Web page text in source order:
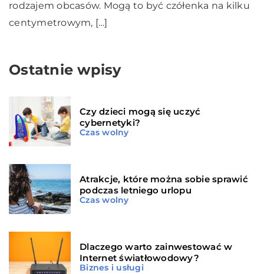
rodzajem obcasów. Mogą to być czółenka na kilku
centymetrowym, […]
Ostatnie wpisy
Czy dzieci mogą się uczyć
cybernetyki?
Czas wolny
Atrakcje, które można sobie sprawić
podczas letniego urlopu
Czas wolny
Dlaczego warto zainwestować w
Internet światłowodowy?
Biznes i usługi